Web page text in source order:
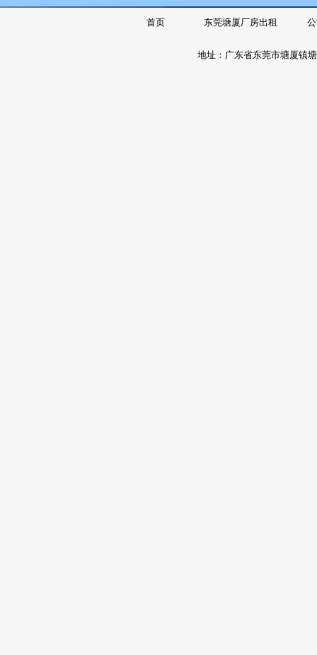
首页 东莞塘厦厂房出租
地址：广东省东莞市塘厦